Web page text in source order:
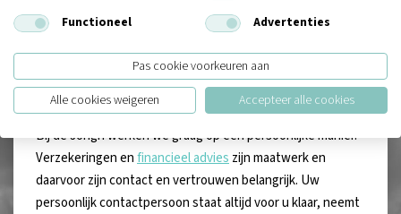
Waarom de Jongh?
Bij de Jongh werken we graag op een persoonlijke manier.
Verzekeringen enfinancieel advieszijn maatwerk en
daarvoor zijn contact en vertrouwen belangrijk. Uw
persoonlijk contactpersoon staat altijd voor u klaar, neemt
Functioneel
Advertenties
Pas cookie voorkeuren aan
Alle cookies weigeren
Accepteer alle cookies